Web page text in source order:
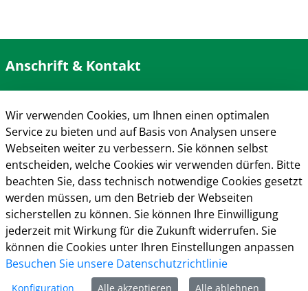
Anschrift & Kontakt
Kreisverwaltung Gütersloh
Herzebrocker Str. 140
33334 Gütersloh
Tel.: 05241 85-0
Mail:kreisverwaltung@kreis-guetersloh.de
Web:www.kreis-guetersloh.de
Info
Impressum
Datenschutz
Kontakt
Cookie-Richtlinie
Wir verwenden Cookies, um Ihnen einen optimalen
Service zu bieten und auf Basis von Analysen unsere
Webseiten weiter zu verbessern. Sie können selbst
entscheiden, welche Cookies wir verwenden dürfen. Bitte
beachten Sie, dass technisch notwendige Cookies gesetzt
werden müssen, um den Betrieb der Webseiten
sicherstellen zu können. Sie können Ihre Einwilligung
jederzeit mit Wirkung für die Zukunft widerrufen. Sie
können die Cookies unter Ihren Einstellungen anpassen
Besuchen Sie unsere Datenschutzrichtlinie
Konfiguration Alle akzeptieren Alle ablehnen